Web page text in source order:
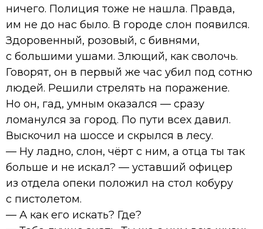
ничего. Полиция тоже не нашла. Правда,
им не до нас было. В городе слон появился.
Здоровенный, розовый, с бивнями,
с большими ушами. Злющий, как сволочь.
Говорят, он в первый же час убил под сотню
людей. Решили стрелять на поражение.
Но он, гад, умным оказался — сразу
ломанулся за город. По пути всех давил.
Выскочил на шоссе и скрылся в лесу.
— Ну ладно, слон, чёрт с ним, а отца ты так
больше и не искал? — уставший офицер
из отдела опеки положил на стол кобуру
с пистолетом.
— А как его искать? Где?